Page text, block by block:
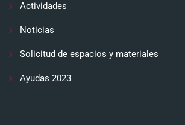
Actividades
Noticias
Solicitud de espacios y materiales
Ayudas 2023